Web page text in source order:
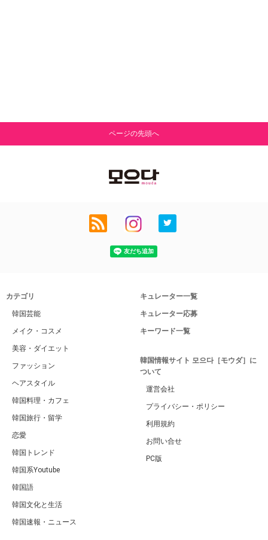
ページの先頭へ
カテゴリ
韓国芸能
メイク・コスメ
美容・ダイエット
ファッション
ヘアスタイル
韓国料理・カフェ
韓国旅行・留学
恋愛
韓国トレンド
韓国系Youtube
韓国語
韓国文化と生活
韓国速報・ニュース
キュレーター一覧
キュレーター応募
キーワード一覧
韓国情報サイト 모으다［モウダ］に
ついて
運営会社
プライバシー・ポリシー
利用規約
お問い合せ
PC版